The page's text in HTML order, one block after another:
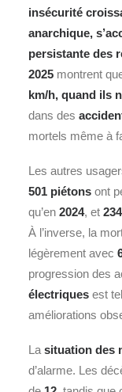
insécurité
anarchique,
persistante des
2025 montrent
km/h, quand ils
dans des
mortels même à
Les autres
501 piétons ont
qu’en 2024, et
À l’inverse, la
légèrement avec
progression des
électriques est
améliorations
La situation des
d’alarme. Les